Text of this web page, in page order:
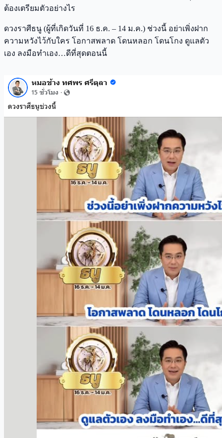
ต้องเตรียมตัวอย่างไร
ดวงราศีธนู (ผู้ที่เกิดวันที่ 16 ธ.ค. – 14 ม.ค.) ช่วงนี้ อย่าเพิ่งฝาก
ความหวังไว้กับใคร โอกาสพลาด โดนหลอก โดนโกง ดูแลตัว
เอง ลงมือทำเอง…ดีที่สุดตอนนี้